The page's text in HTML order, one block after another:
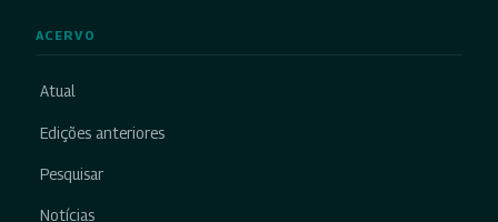
ACERVO
Atual
Edições anteriores
Pesquisar
Notícias